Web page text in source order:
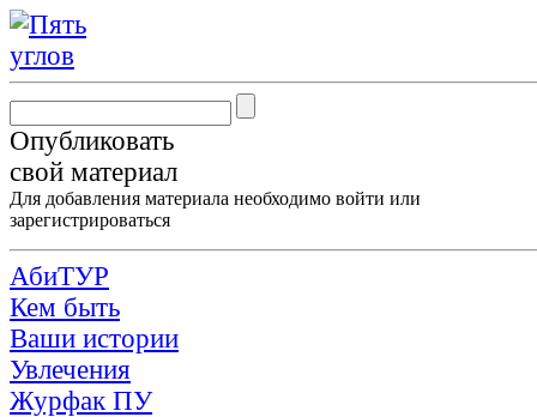
Опубликовать
свой материал
Для добавления материала необходимо войти или
зарегистрироваться
АбиТУР
Кем быть
Ваши истории
Увлечения
Журфак ПУ